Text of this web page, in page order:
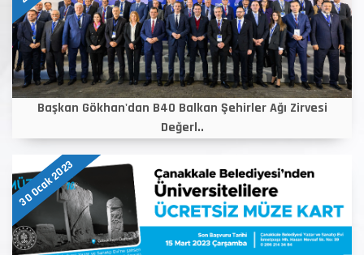
Başkan Gökhan'dan B40 Balkan Şehirler Ağı Zirvesi
Değerl..
30 Ocak 2023